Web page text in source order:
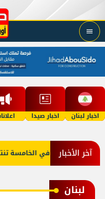
اخبار لبنان اخبار صيدا
آخر الأخبار
طفلة في الخامسة تنتظر
لبنان